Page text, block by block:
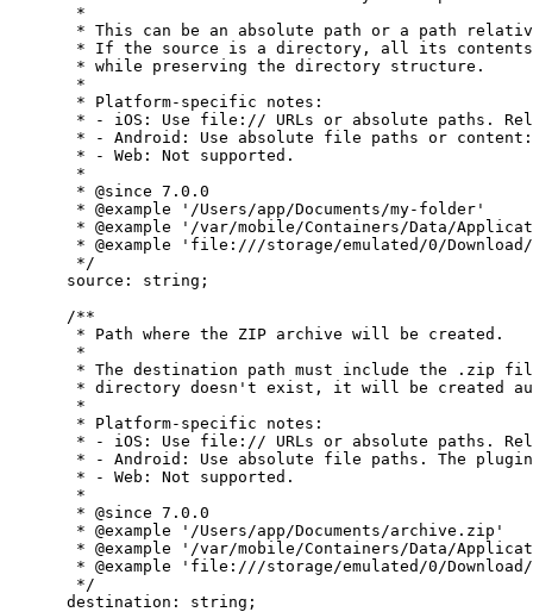
*
* This can be an absolute path or a path
* If the source is a directory, all its contents
* while preserving the directory structure.
*
* Platform-specific notes:
* - iOS: Use file:// URLs or absolute paths.
* - Android: Use absolute file paths or
* - Web: Not supported.
*
* @since 7.0.0
* @example '/Users/app/Documents/my-folder'
* @example '/var/mobile/Containers/Data/
* @example 'file:///storage/emulated/0/Download/
*/
source : string ;
/**
* Path where the ZIP archive will be created.
*
* The destination path must include the .zip
* directory doesn't exist, it will be created
*
* Platform-specific notes:
* - iOS: Use file:// URLs or absolute paths.
* - Android: Use absolute file paths. The
* - Web: Not supported.
*
* @since 7.0.0
* @example '/Users/app/Documents/archive.zip'
* @example '/var/mobile/Containers/Data/
* @example 'file:///storage/emulated/0/Download/
*/
destination : string ;